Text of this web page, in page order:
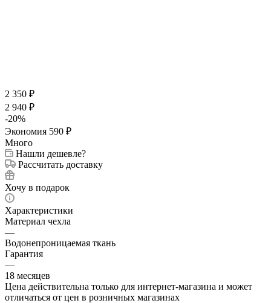
2 350 ₽
2 940 ₽
-20%
Экономия 590 ₽
Много
Нашли дешевле?
Рассчитать доставку
Хочу в подарок
Характеристики
Материал чехла
—
Водонепроницаемая ткань
Гарантия
—
18 месяцев
Цена действительна только для интернет-магазина и может
отличаться от цен в розничных магазинах